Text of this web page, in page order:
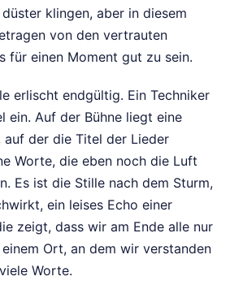
klingen, aber in diesem
von den vertrauten
für einen Moment gut zu sein.
erlischt endgültig. Ein Techniker
ein. Auf der Bühne liegt eine
auf der die Titel der Lieder
Worte, die eben noch die Luft
Es ist die Stille nach dem Sturm,
ein leises Echo einer
zeigt, dass wir am Ende alle nur
Ort, an dem wir verstanden
Worte.